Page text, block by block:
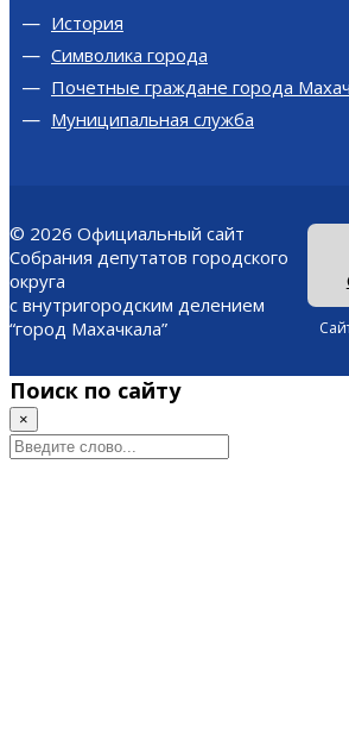
История
Символика города
Почетные граждане города
Муниципальная служба
© 2026 Официальный сайт
Собрания депутатов городского
округа
с внутригородским делением
“город Махачкала”
Поиск по сайту
×